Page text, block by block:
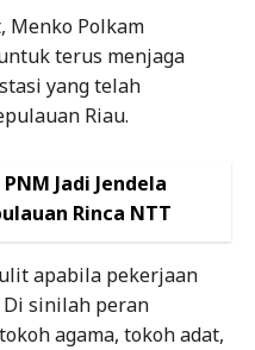
Menko Polkam
terus menjaga
yang telah
Riau.
Jadi Jendela
Rinca NTT
apabila pekerjaan
Di sinilah peran
agama, tokoh adat,